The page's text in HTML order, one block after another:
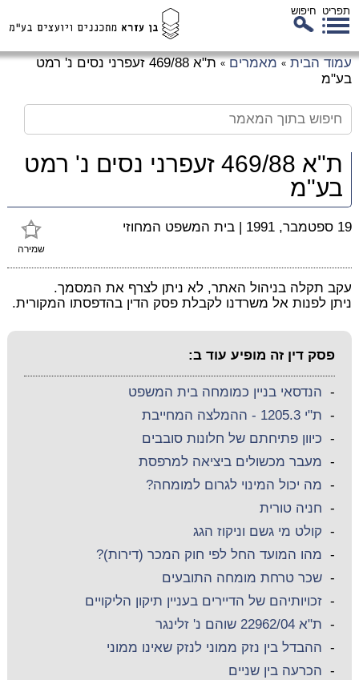
תפריט חיפוש
עמוד הבית » מאמרים »
ת"א 469/88 זעפרני נסים נ' רמט
בע"מ
ת"א 469/88 זעפרני נסים נ' רמט
בע"מ
שמירה
19 ספטמבר, 1991 | בית המשפט המחוזי
עקב תקלה בניהול האתר, לא ניתן לצרף את המסמך.
ניתן לפנות אל משרדנו לקבלת פסק הדין בהדפסתו המקורית.
פסק דין זה מופיע עוד ב:
- הנדסאי בניין כמומחה בית המשפט
- ת"י 1205.3 - ההמלצה המחייבת
- כיוון פתיחתם של חלונות סובבים
- מעבר מכשולים ביציאה למרפסת
- מה יכול המינוי לגרום למומחה?
- חניה טורית
- קולט מי גשם וניקוז הגג
- מהו המועד החל לפי חוק המכר (דירות)?
-שכר טרחת מומחה התובעים
-זכויותיהם של הדיירים בעניין תיקון הליקויים
- ת"א 22962/04 שוהם נ' זלינגר
- ההבדל בין נזק ממוני לנזק שאינו ממוני
- הכרעה בין שניים